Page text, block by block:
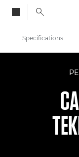
Digitaalikamerat
Specifications